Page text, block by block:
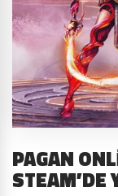
PAGAN
STEAM’DE